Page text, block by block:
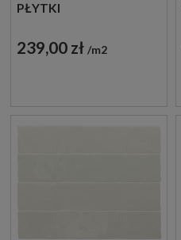
PŁYTKI
IMITUJĄCE LAMELE
239,00 zł m2